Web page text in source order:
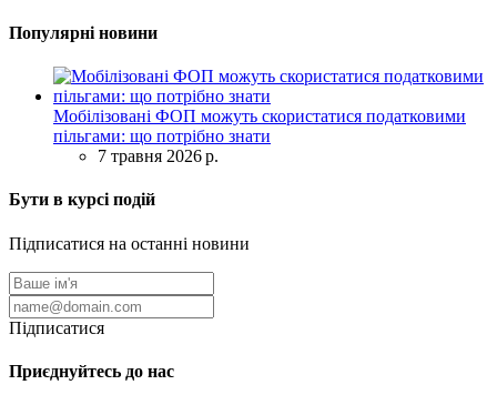
Популярні новини
Мобілізовані ФОП можуть скористатися податковими
пільгами: що потрібно знати
7 травня 2026 р.
Бути в курсі подій
Підписатися на останні новини
Підписатися
Приєднуйтесь до нас